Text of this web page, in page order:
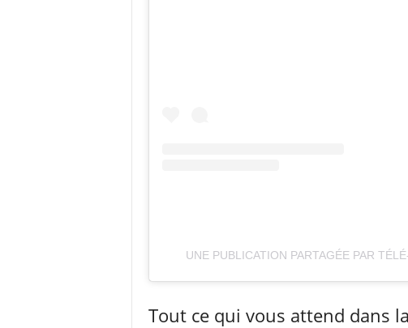
UNE PUBLICATION PARTAGÉE PAR
Tout ce qui vous attend dans